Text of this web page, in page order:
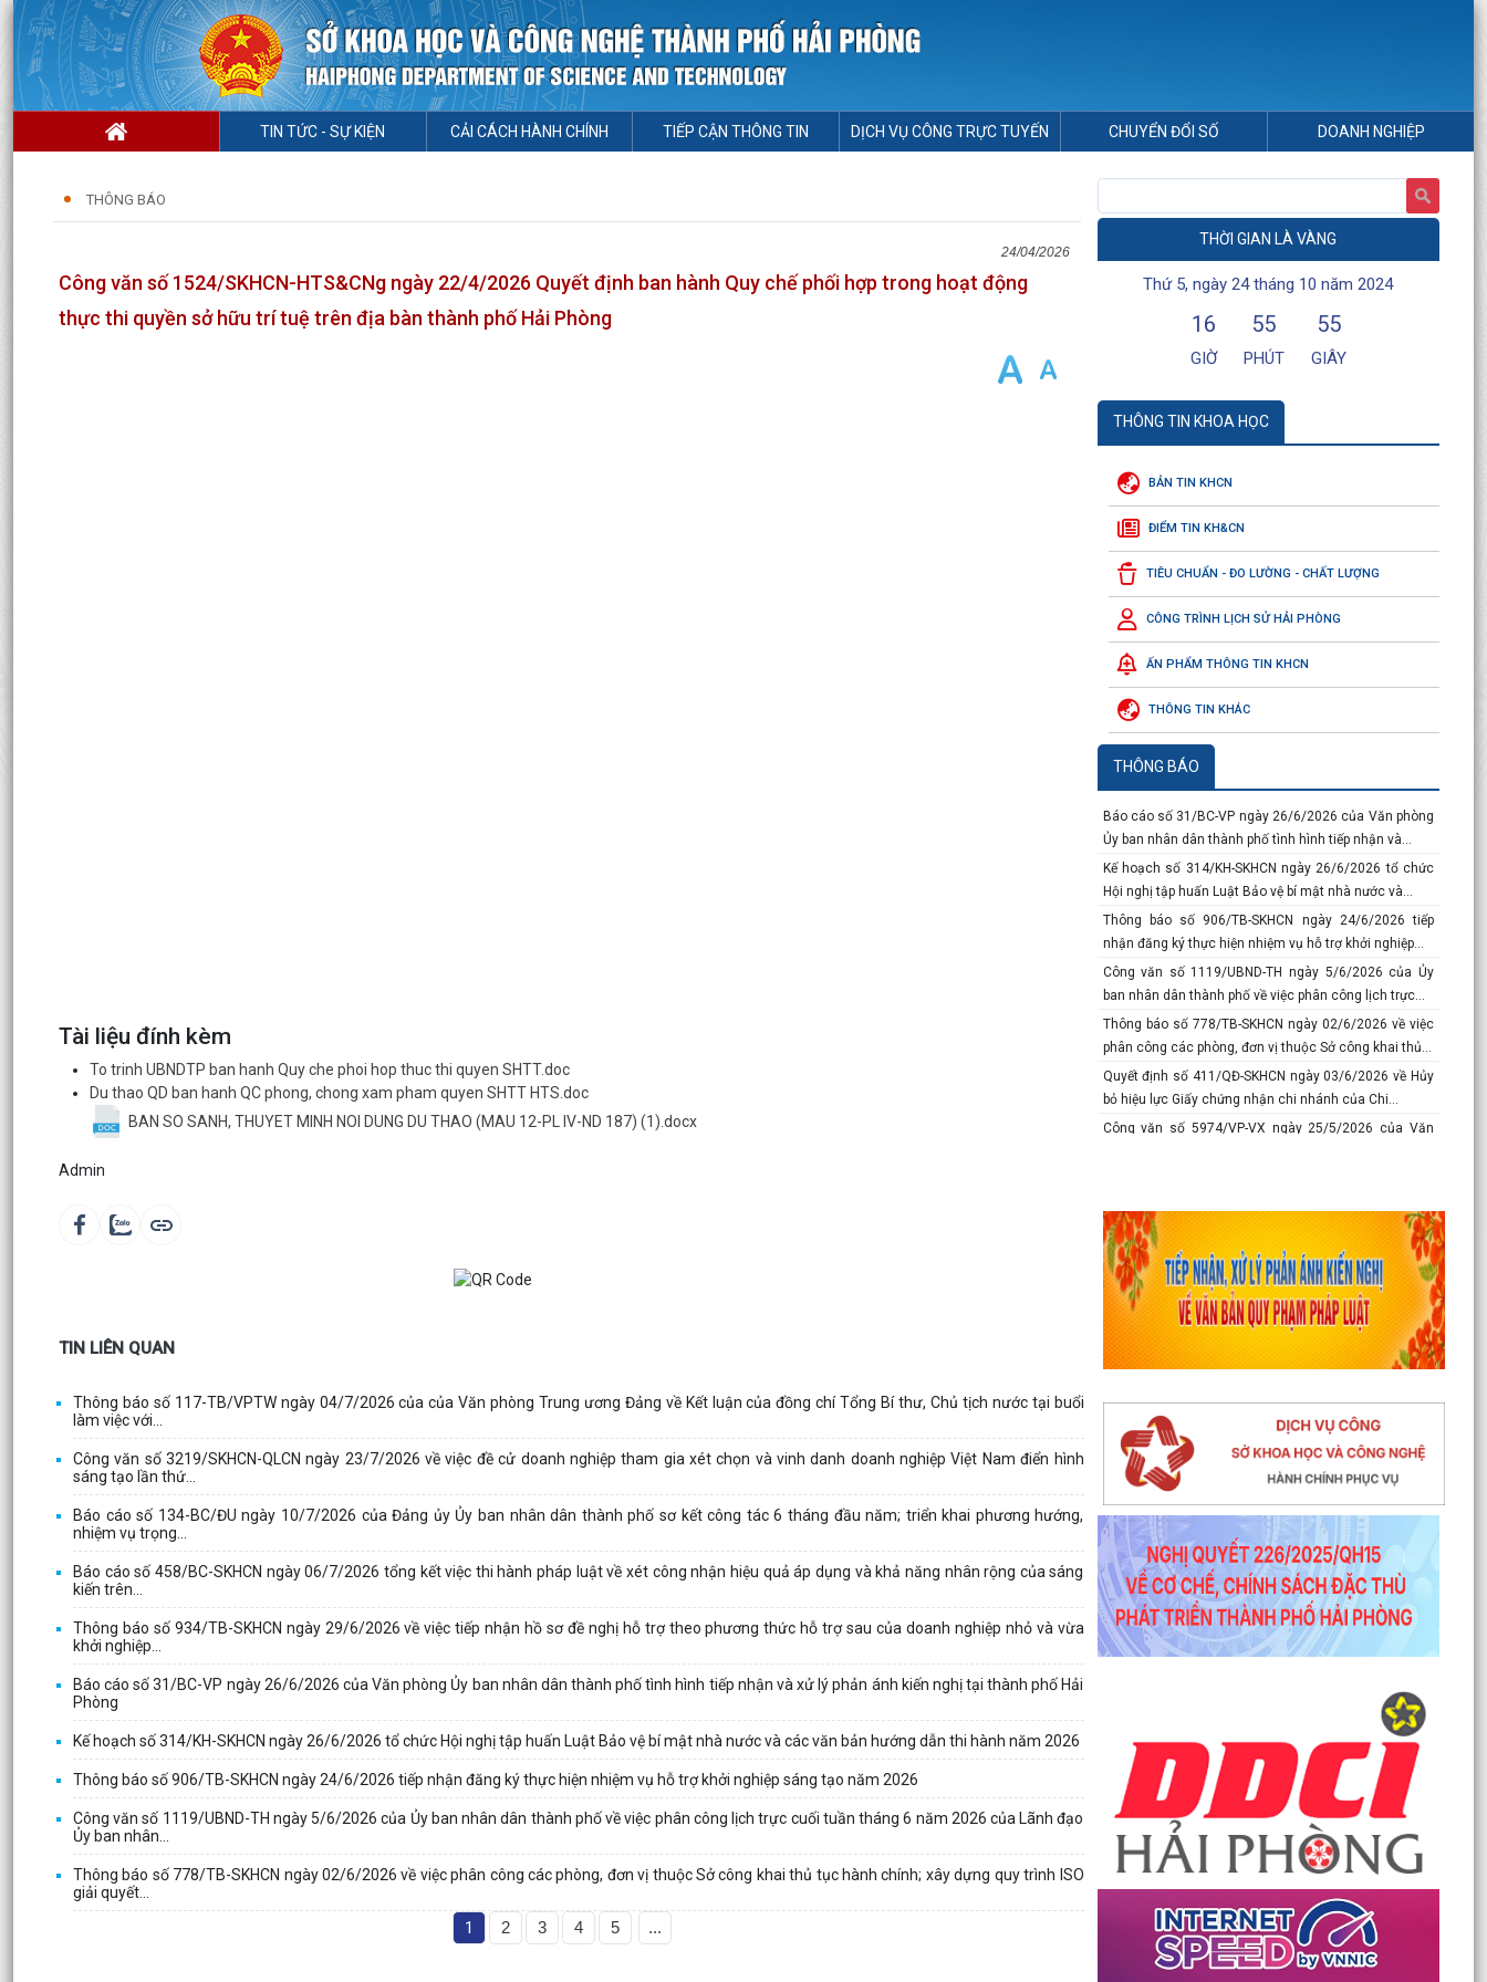
TIN TỨC - SỰ KIỆN CẢI CÁCH HÀNH CHÍNH TIẾP CẬN THÔNG TIN DỊCH VỤ CÔNG TRỰC TUYẾN CHUYỂN ĐỔI SỐ DOANH NGHIỆP
THÔNG BÁO
24/04/2026
Công văn số 1524/SKHCN-HTS&CNg ngày 22/4/2026 Quyết định ban hành Quy chế phối hợp trong hoạt động
thực thi quyền sở hữu trí tuệ trên địa bàn thành phố Hải Phòng
Tài liệu đính kèm
To trinh UBNDTP ban hanh Quy che phoi hop thuc thi quyen SHTT.doc
Du thao QD ban hanh QC phong, chong xam pham quyen SHTT HTS.doc
BAN SO SANH, THUYET MINH NOI DUNG DU THAO (MAU 12-PL IV-ND 187) (1).docx
Admin
TIN LIÊN QUAN
Thông báo số 117-TB/VPTW ngày 04/7/2026 của của Văn phòng Trung ương Đảng về Kết luận của đồng chí Tổng Bí thư, Chủ tịch nước tại buổi
làm việc với...
Công văn số 3219/SKHCN-QLCN ngày 23/7/2026 về việc đề cử doanh nghiệp tham gia xét chọn và vinh danh doanh nghiệp Việt Nam điển hình
sáng tạo lần thứ...
Báo cáo số 134-BC/ĐU ngày 10/7/2026 của Đảng ủy Ủy ban nhân dân thành phố sơ kết công tác 6 tháng đầu năm; triển khai phương hướng,
nhiệm vụ trọng...
Báo cáo số 458/BC-SKHCN ngày 06/7/2026 tổng kết việc thi hành pháp luật về xét công nhận hiệu quả áp dụng và khả năng nhân rộng của sáng
kiến trên...
Thông báo số 934/TB-SKHCN ngày 29/6/2026 về việc tiếp nhận hồ sơ đề nghị hỗ trợ theo phương thức hỗ trợ sau của doanh nghiệp nhỏ và vừa
khởi nghiệp...
Báo cáo số 31/BC-VP ngày 26/6/2026 của Văn phòng Ủy ban nhân dân thành phố tình hình tiếp nhận và xử lý phản ánh kiến nghị tại thành phố Hải
Phòng
Kế hoạch số 314/KH-SKHCN ngày 26/6/2026 tổ chức Hội nghị tập huấn Luật Bảo vệ bí mật nhà nước và các văn bản hướng dẫn thi hành năm 2026
Thông báo số 906/TB-SKHCN ngày 24/6/2026 tiếp nhận đăng ký thực hiện nhiệm vụ hỗ trợ khởi nghiệp sáng tạo năm 2026
Công văn số 1119/UBND-TH ngày 5/6/2026 của Ủy ban nhân dân thành phố về việc phân công lịch trực cuối tuần tháng 6 năm 2026 của Lãnh đạo
Ủy ban nhân...
Thông báo số 778/TB-SKHCN ngày 02/6/2026 về việc phân công các phòng, đơn vị thuộc Sở công khai thủ tục hành chính; xây dựng quy trình ISO
giải quyết...
1 2 3 4 5 ...
THỜI GIAN LÀ VÀNG
Thứ 5, ngày 24 tháng 10 năm 2024
16
GIỜ
55
PHÚT
55
GIÂY
THÔNG TIN KHOA HỌC
BẢN TIN KHCN
ĐIỂM TIN KH&CN
TIÊU CHUẨN - ĐO LƯỜNG - CHẤT LƯỢNG
CÔNG TRÌNH LỊCH SỬ HẢI PHÒNG
ẤN PHẨM THÔNG TIN KHCN
THÔNG TIN KHÁC
THÔNG BÁO
Thông báo số 117-TB/VPTW ngày 04/7/2026 của của
Văn phòng Trung ương Đảng về Kết luận của đồng
chí...
Công văn số 3219/SKHCN-QLCN ngày 23/7/2026 về
việc đề cử doanh nghiệp tham gia xét chọn và vinh...
Báo cáo số 134-BC/ĐU ngày 10/7/2026 của Đảng ủy
Báo cáo số 458/BC-SKHCN ngày 06/7/2026 tổng kết
việc thi hành pháp luật về xét công nhận hiệu quả...
Thông báo số 934/TB-SKHCN ngày 29/6/2026 về việc
tiếp nhận hồ sơ đề nghị hỗ trợ theo phương thức hỗ...
Báo cáo số 31/BC-VP ngày 26/6/2026 của Văn phòng
Ủy ban nhân dân thành phố tình hình tiếp nhận và...
Kế hoạch số 314/KH-SKHCN ngày 26/6/2026 tổ chức
Hội nghị tập huấn Luật Bảo vệ bí mật nhà nước và...
Thông báo số 906/TB-SKHCN ngày 24/6/2026 tiếp
nhận đăng ký thực hiện nhiệm vụ hỗ trợ khởi nghiệp...
Công văn số 1119/UBND-TH ngày 5/6/2026 của Ủy
ban nhân dân thành phố về việc phân công lịch trực...
Thông báo số 778/TB-SKHCN ngày 02/6/2026 về việc
phân công các phòng, đơn vị thuộc Sở công khai thủ...
Quyết định số 411/QĐ-SKHCN ngày 03/6/2026 về Hủy
bỏ hiệu lực Giấy chứng nhận chi nhánh của Chi...
Công văn số 5974/VP-VX ngày 25/5/2026 của Văn
tế về việc hướng dẫn nội dung chuyên môn khám
sức...
Thông báo số 618/TB-SKHCN ngày 10/5/2026 Số điện
thoại đường dây nóng và trang Facebook tiếp nhận...
Báo cáo số 277-BC/TU ngày 08/5/2026 của Thành ủy
về tình hình thự hiện nhiệm vụ tháng 4; nhiệm vụ,...
Ban thường vụ Thành ủy về tình hình thực hiện
nhiệm...
Công văn số 5167/VP-VX ngày 10/5/2026 của Văn
phòng Ủy ban nhân dân thành phố về việc tăng
cường...
Công văn số 1747/SKHCN-CCTĐC ngày 07/5/2026 về
việc đề nghị xem xét, nâng cấp, cải tiến hệ thống...
Thông báo số 370-TB/TU ngày 06/5/2026 ý kiến của
Thường trực Thành ủy về công tác chuẩn bị tổ chức...
Thông báo số 594/TB-SKHCN ngày 05/5/2026 Kết luận
Hội nghị đối thoại và giải quyết kiến nghị của...
Công văn số 4621/SYT-CCDSTE ngày 05/5/2026 của
Sở Y tế về việc tăng cường đảm bảo an toàn, phòng...
Công văn số 3817/STC-ĐKKD&QLDN ngày 04/5/2026
của Sở Tài chính về việc tuyên truyền, phổ biến kêu...
Công văn số 1524/SKHCN-HTS&CNg ngày 22/4/2026
Quyết định ban hành Quy chế phối hợp trong hoạt
động...
Công văn số 1456/SKHCN-QLCN ngày 17/4/2026 về
việc hưởng ứng Ngày Sáng tạo và Đổi mới sáng tạo
Công văn số 65-CV/BTGDVĐU ngày 27/3/2026 của
Ban tuyên giáo và Dân vận về việc tuyên truyền kỷ